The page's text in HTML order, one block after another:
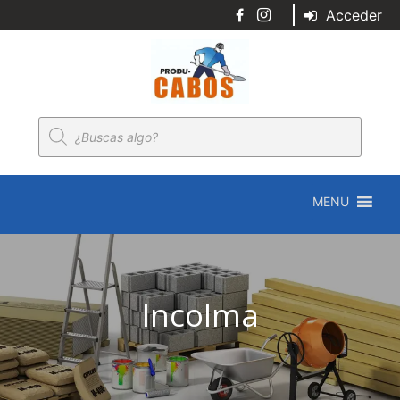
Acceder
Búsqueda
de
productos
MENU
Incolma